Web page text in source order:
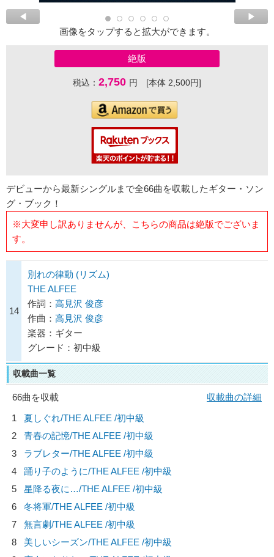
画像をタップすると拡大ができます。
絶版
税込： 2,750 円 [本体 2,500円]
デビューから最新シングルまで全66曲を収載したギター・ソン
グ・ブック！
※大変申し訳ありませんが、こちらの商品は絶版でございま
す。
14
別れの律動 (リズム)
THE ALFEE
作詞： 高見沢 俊彦
作曲： 高見沢 俊彦
楽器：ギター
グレード：初中級
収載曲一覧
66曲を収載
収載曲の詳細
1
夏しぐれ/THE ALFEE /初中級
2
青春の記憶/THE ALFEE /初中級
3
ラブレター/THE ALFEE /初中級
4
踊り子のように/THE ALFEE /初中級
5
星降る夜に…/THE ALFEE /初中級
6
冬将軍/THE ALFEE /初中級
7
無言劇/THE ALFEE /初中級
8
美しいシーズン/THE ALFEE /初中級